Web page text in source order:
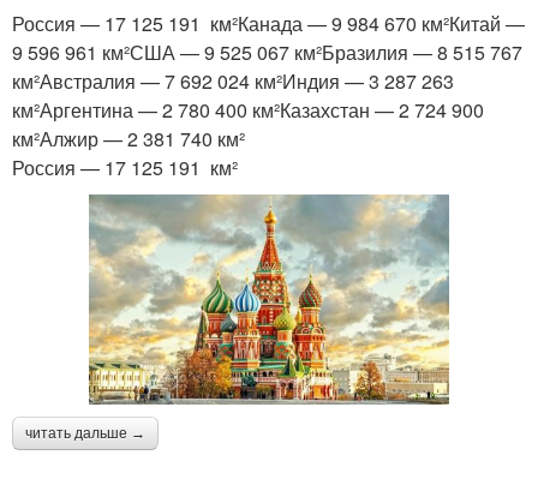
Россия — 17 125 191 км²Канада — 9 984 670 км²Китай —
9 596 961 км²США — 9 525 067 км²Бразилия — 8 515 767
км²Австралия — 7 692 024 км²Индия — 3 287 263
км²Аргентина — 2 780 400 км²Казахстан — 2 724 900
км²Алжир — 2 381 740 км²
Россия — 17 125 191 км²
читать дальше →